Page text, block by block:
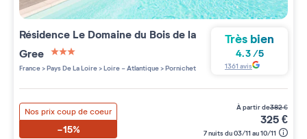
Résidence Le Domaine du Bois de la
Gree
3 étoiles sur 5
France>Pays De La Loire>Loire - Atlantique>Pornichet
Très bien
4.3/5
1361 avis
Nos prix coup de coeur
-15%
à partir de382€
325€
7 nuits du 03/11 au 10/11